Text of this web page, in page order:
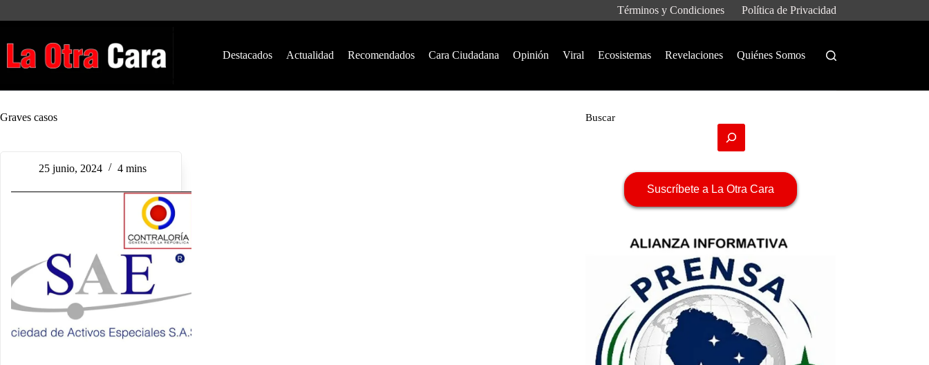
Términos y Condiciones Política de Privacidad
Destacados Actualidad Recomendados Cara Ciudadana Opinión Viral Ecosistemas Revelaciones Quiénes Somos
Graves casos
25 junio, 2024 4 mins
Buscar
Suscríbete a La Otra Cara